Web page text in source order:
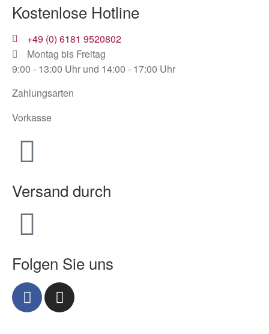
Kostenlose Hotline
+49 (0) 6181 9520802
Montag bis Freitag
9:00 - 13:00 Uhr und 14:00 - 17:00 Uhr
Zahlungsarten
Vorkasse
Versand durch
Folgen Sie uns